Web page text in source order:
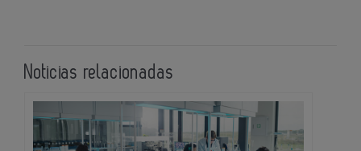
Noticias relacionadas